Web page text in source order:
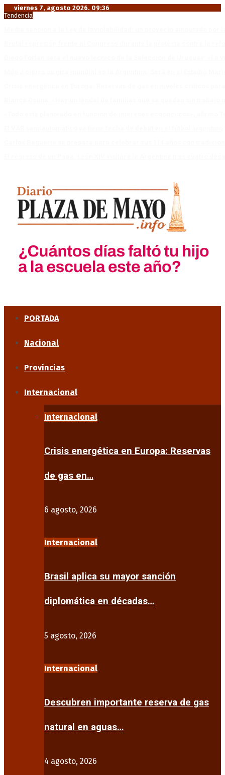
viernes 7, agosto 2026. 09:36
Tendencia
PORTADA
Nacional
Provincias
Internacional
Internacional
Crisis energética en Europa: Reservas
de gas en…
6 agosto, 2026
Internacional
Brasil aplica su mayor sanción
diplomática en décadas…
5 agosto, 2026
Internacional
Descubren importante reserva de gas
natural en aguas…
4 agosto, 2026